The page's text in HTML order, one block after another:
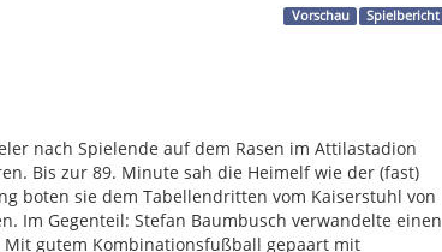
Spielbericht
Vorschau
nach Spielende auf dem Rasen im Attilastadion
Bis zur 89. Minute sah die Heimelf wie der (fast)
boten sie dem Tabellendritten vom Kaiserstuhl von
Im Gegenteil: Stefan Baumbusch verwandelte einen
Mit gutem Kombinationsfußball gepaart mit